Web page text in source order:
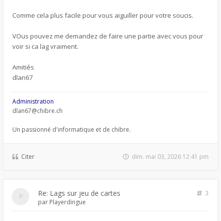
Comme cela plus facile pour vous aiguiller pour votre soucis.
VOus pouvez me demandez de faire une partie avec vous pour
voir si ca lag vraiment.
Amitiés
dlan67
Administration
dlan67@chibre.ch
Un passionné d'informatique et de chibre.
Citer dim. mai 03, 2026 12:41 pm
Re: Lags sur jeu de cartes
3
par Playerdingue